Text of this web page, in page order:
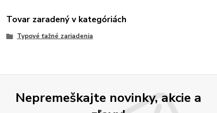
Tovar zaradený v kategóriách
Typové ťažné zariadenia
Nepremeškajte novinky, akcie a